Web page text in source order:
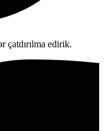
çatdırılma edirik.